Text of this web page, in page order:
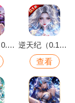
萌神契约（0.1折1W免费版）
逆天纪（0.1折万抽真充版）
查看